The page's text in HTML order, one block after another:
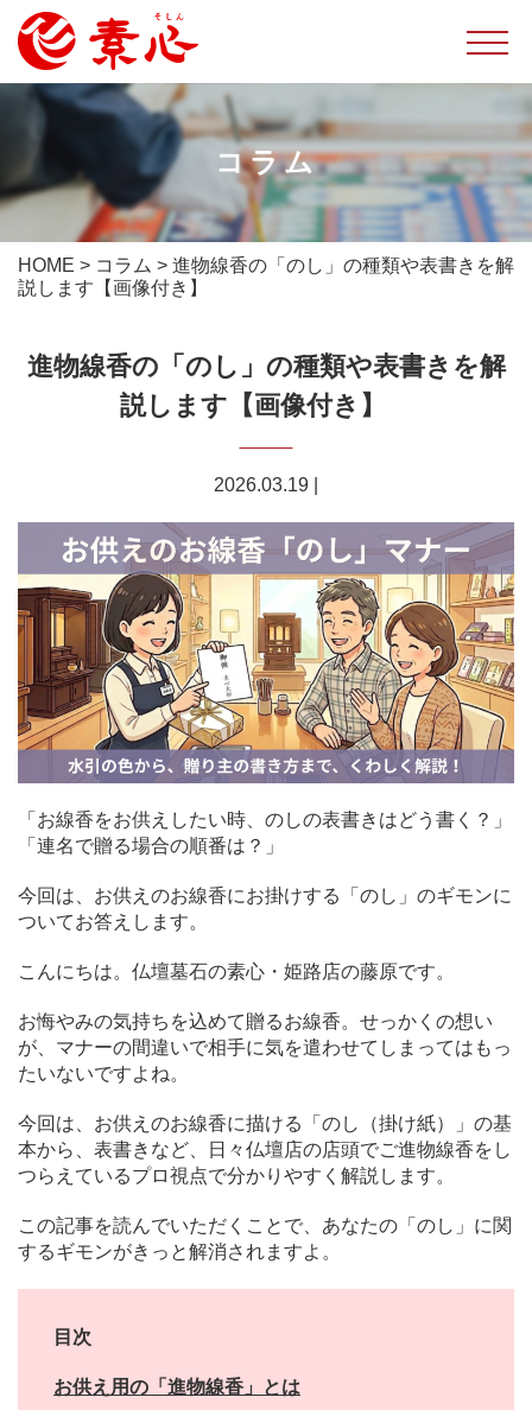
コラム
HOME > コラム > 進物線香の「のし」の種類や表書きを解
説します【画像付き】
進物線香の「のし」の種類や表書きを解
説します【画像付き】
2026.03.19
「お線香をお供えしたい時、のしの表書きはどう書く？」
「連名で贈る場合の順番は？」
今回は、お供えのお線香にお掛けする「のし」のギモンに
ついてお答えします。
こんにちは。仏壇墓石の素心・姫路店の藤原です。
お悔やみの気持ちを込めて贈るお線香。せっかくの想い
が、マナーの間違いで相手に気を遣わせてしまってはもっ
たいないですよね。
今回は、お供えのお線香に描ける「のし（掛け紙）」の基
本から、表書きなど、日々仏壇店の店頭でご進物線香をし
つらえているプロ視点で分かりやすく解説します。
この記事を読んでいただくことで、あなたの「のし」に関
するギモンがきっと解消されますよ。
目次
お供え用の「進物線香」とは